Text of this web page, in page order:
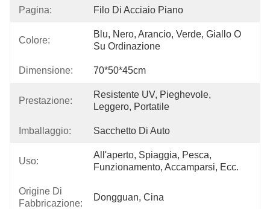
Pagina: Filo Di Acciaio Piano
Colore:
Blu, Nero, Arancio, Verde, Giallo O
Su Ordinazione
Dimensione: 70*50*45cm
Prestazione:
Resistente UV, Pieghevole,
Leggero, Portatile
Imballaggio: Sacchetto Di Auto
Uso:
All'aperto, Spiaggia, Pesca,
Funzionamento, Accamparsi, Ecc.
Origine Di
Fabbricazione:
Dongguan, Cina